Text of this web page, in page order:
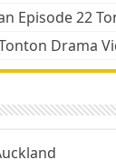
Episode 22
Drama